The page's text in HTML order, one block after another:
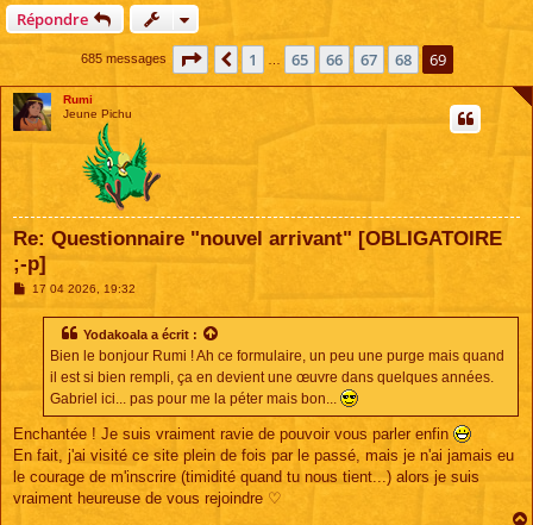
Répondre
685 messages Page 69 sur 69
Précédente
1 65 66 67 68 69
Rumi
Jeune Pichu
Re: Questionnaire "nouvel arrivant" [OBLIGATOIRE
;-p]
M17 04 2026, 19:32
Yodakoala a écrit :
Bien le bonjour Rumi ! Ah ce formulaire, un peu une purge mais quand
il est si bien rempli, ça en devient une œuvre dans quelques années.
Gabriel ici... pas pour me la péter mais bon...
Enchantée ! Je suis vraiment ravie de pouvoir vous parler enfin
En fait, j'ai visité ce site plein de fois par le passé, mais je n'ai jamais eu
le courage de m'inscrire (timidité quand tu nous tient...) alors je suis
vraiment heureuse de vous rejoindre ♡